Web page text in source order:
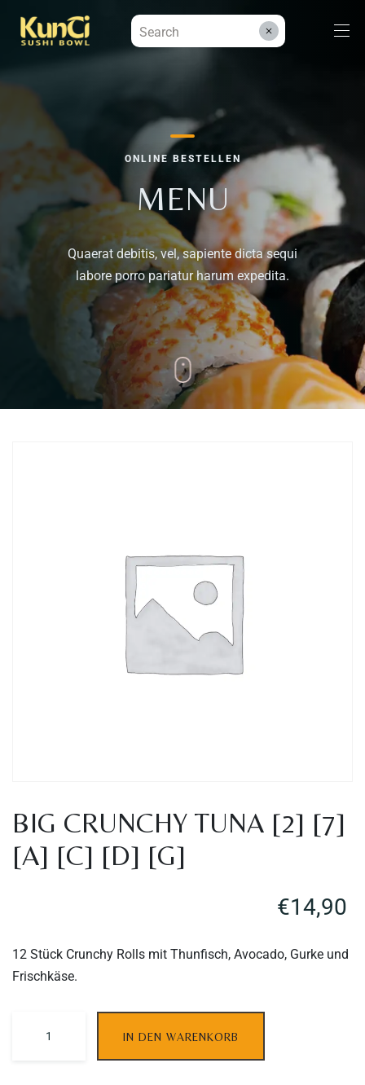
Menüs
Kontakt
Reservieren
ONLINE BESTELLEN
MENU
Quaerat debitis, vel, sapiente dicta sequi
labore porro pariatur harum expedita.
BIG CRUNCHY TUNA [2] [7]
[A] [C] [D] [G]
14,90
€
12 Stück Crunchy Rolls mit Thunfisch, Avocado, Gurke und
Frischkäse.
IN DEN WARENKORB
Table Reservation